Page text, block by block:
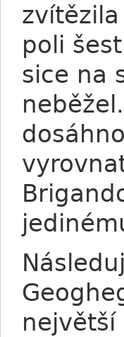
poli
sice na
největší